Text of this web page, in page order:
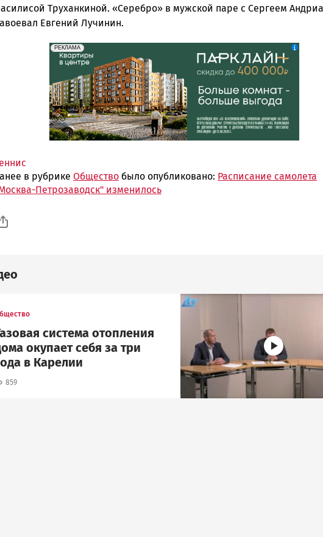
Труханкиной. «Серебро» в мужской паре с Сергеем
Евгений Лучинин.
erid: 2SDnjdeSPnB
РЕКЛАМА
Реклама
в рубрике Общество было опубликовано: Расписание самолета
Петрозаводск" изменилось
система отопления
окупает себя за три
в Карелии
859
Image